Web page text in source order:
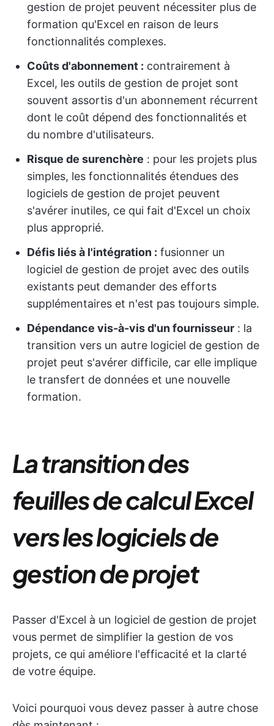
gestion de projet peuvent nécessiter plus de
formation qu'Excel en raison de leurs
fonctionnalités complexes.
Coûts d'abonnement : contrairement à
Excel, les outils de gestion de projet sont
souvent assortis d'un abonnement récurrent
dont le coût dépend des fonctionnalités et
du nombre d'utilisateurs.
Risque de surenchère : pour les projets plus
simples, les fonctionnalités étendues des
logiciels de gestion de projet peuvent
s'avérer inutiles, ce qui fait d'Excel un choix
plus approprié.
Défis liés à l'intégration : fusionner un
logiciel de gestion de projet avec des outils
existants peut demander des efforts
supplémentaires et n'est pas toujours simple.
Dépendance vis-à-vis d'un fournisseur : la
transition vers un autre logiciel de gestion de
projet peut s'avérer difficile, car elle implique
le transfert de données et une nouvelle
formation.
La transition des
feuilles de calcul Excel
vers les logiciels de
gestion de projet
Passer d'Excel à un logiciel de gestion de projet
vous permet de simplifier la gestion de vos
projets, ce qui améliore l'efficacité et la clarté
de votre équipe.
Voici pourquoi vous devez passer à autre chose